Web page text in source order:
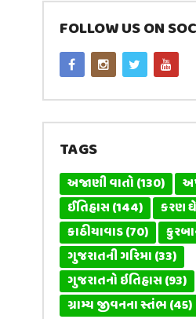
FOLLOW US ON
TAGS
અજાણી વાતો(130)
ઈતિહાસ(144) કરણ
કાઠીયાવાડ(70)
ગુજરાતની ગરિમા(33)
ગુજરાતનો ઇતિહાસ(93)
ગ્રામ્ય જીવનના સ્તંભ(45)